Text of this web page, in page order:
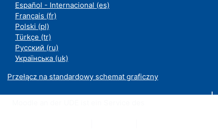
Español - Internacional ‎(es)‎
Français ‎(fr)‎
Polski ‎(pl)‎
Türkçe ‎(tr)‎
Русский ‎(ru)‎
Українська ‎(uk)‎
Przełącz na standardowy schemat graficzny